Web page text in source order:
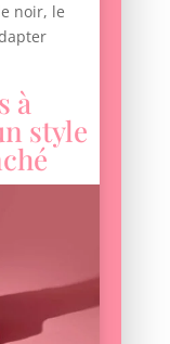
noir, le
à
style